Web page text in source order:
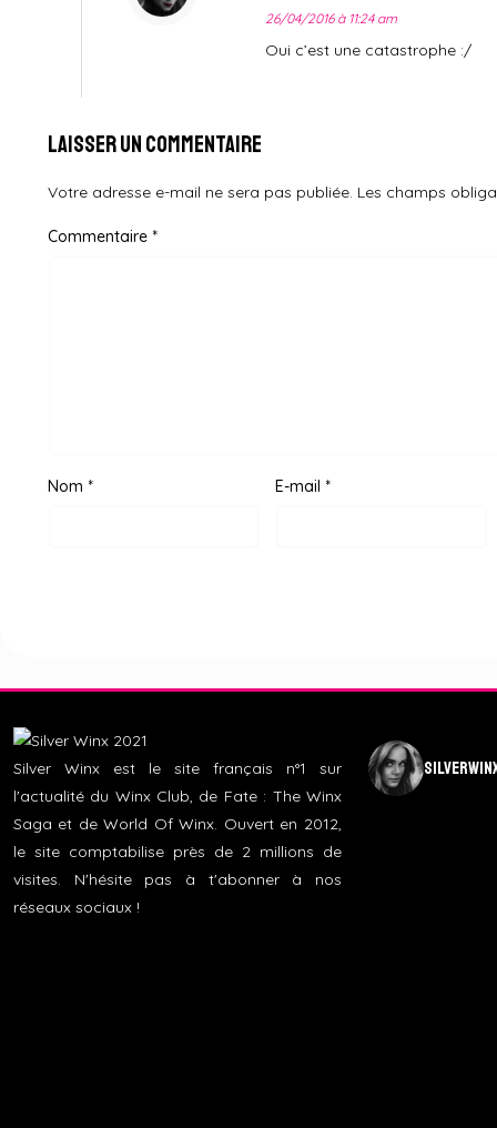
26/04/2016 à 11:24 am
Oui c’est une catastrophe :/
Laisser un commentaire
Votre adresse e-mail ne sera pas publiée. Les champs
Commentaire*
Nom* E-mail *
Silver Winx est le site français n°1 sur
l'actualité du Winx Club, de Fate : The Winx
Saga et de World Of Winx. Ouvert en 2012,
le site comptabilise près de 2 millions de
visites. N'hésite pas à t'abonner à nos
réseaux sociaux !